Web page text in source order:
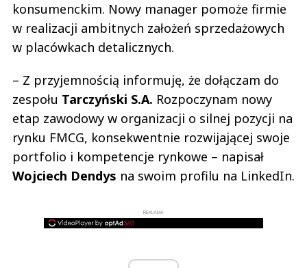
konsumenckim. Nowy manager pomoże firmie
w realizacji ambitnych założeń sprzedażowych
w placówkach detalicznych.
– Z przyjemnością informuję, że dołączam do
zespołu Tarczyński S.A. Rozpoczynam nowy
etap zawodowy w organizacji o silnej pozycji na
rynku FMCG, konsekwentnie rozwijającej swoje
portfolio i kompetencje rynkowe – napisał
Wojciech Dendys na swoim profilu na LinkedIn.
REKLAMA